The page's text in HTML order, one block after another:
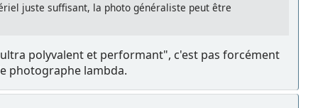
juste suffisant, la photo généraliste peut être
polyvalent et performant", c'est pas forcément
photographe lambda.